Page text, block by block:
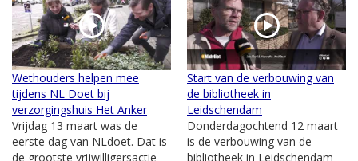
Wethouders helpen mee
tijdens NL Doet bij
verzorgingshuis Het Anker
Vrijdag 13 maart was de
eerste dag van NLdoet. Dat is
de grootste vrijwilligersactie
Start van de verbouwing van
de bibliotheek in
Leidschendam
Donderdagochtend 12 maart
is de verbouwing van de
bibliotheek in Leidschendam